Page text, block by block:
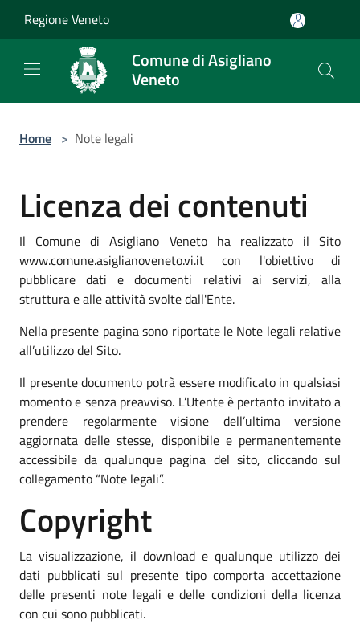
Regione Veneto
Comune di Asigliano
Veneto
Home > Note legali
Licenza dei contenuti
Il Comune di Asigliano Veneto ha realizzato il Sito
www.comune.asiglianoveneto.vi.it con l'obiettivo di
pubblicare dati e documenti relativi ai servizi, alla
struttura e alle attività svolte dall'Ente.
Nella presente pagina sono riportate le Note legali relative
all’utilizzo del Sito.
Il presente documento potrà essere modificato in qualsiasi
momento e senza preavviso. L’Utente è pertanto invitato a
prendere regolarmente visione dell’ultima versione
aggiornata delle stesse, disponibile e permanentemente
accessibile da qualunque pagina del sito, cliccando sul
collegamento “Note legali”.
Copyright
La visualizzazione, il download e qualunque utilizzo dei
dati pubblicati sul presente tipo comporta accettazione
delle presenti note legali e delle condizioni della licenza
con cui sono pubblicati.